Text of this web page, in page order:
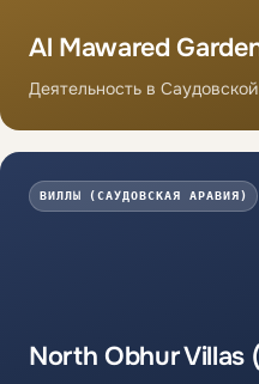
Al Mawared
Деятельность в
ВИЛЛЫ (САУДОВСКАЯ АРАВИЯ)
North Obhur Villas